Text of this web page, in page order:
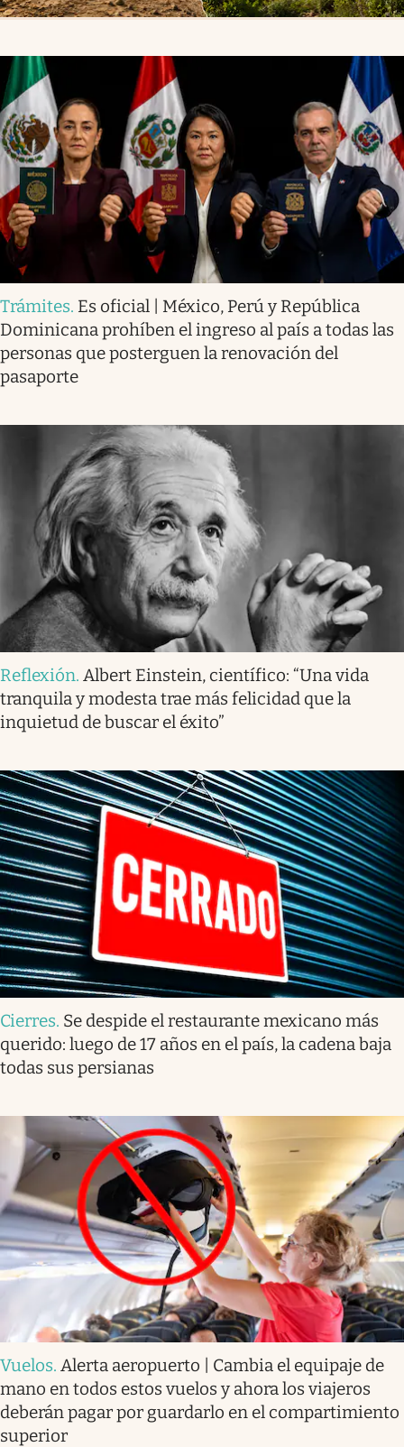
Trámites. Es oficial | México, Perú y República
Dominicana prohíben el ingreso al país a todas las
personas que posterguen la renovación del
pasaporte
Reflexión. Albert Einstein, científico: “Una vida
tranquila y modesta trae más felicidad que la
inquietud de buscar el éxito”
Cierres. Se despide el restaurante mexicano más
querido: luego de 17 años en el país, la cadena baja
todas sus persianas
Vuelos. Alerta aeropuerto | Cambia el equipaje de
mano en todos estos vuelos y ahora los viajeros
deberán pagar por guardarlo en el compartimiento
superior